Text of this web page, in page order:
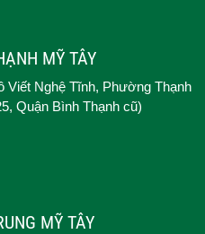
MỸ TÂY
Viết Nghệ Tĩnh, Phường Thạnh
Quận Bình Thạnh cũ)
MỸ TÂY